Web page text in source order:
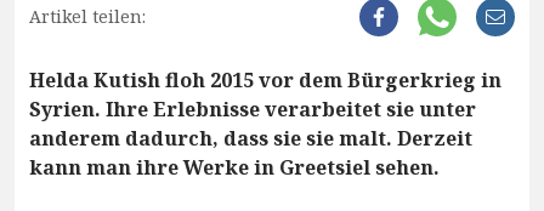
Artikel teilen:
Helda Kutish floh 2015 vor dem Bürgerkrieg in
Syrien. Ihre Erlebnisse verarbeitet sie unter
anderem dadurch, dass sie sie malt. Derzeit
kann man ihre Werke in Greetsiel sehen.